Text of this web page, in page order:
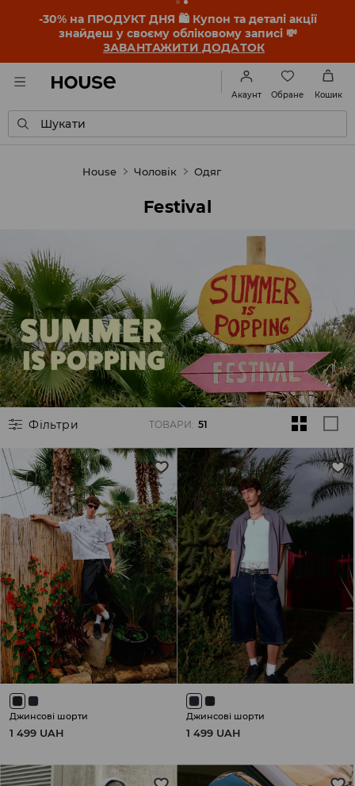
-30% на ПРОДУКТ ДНЯ 🛍️ Купон та деталі акції
знайдеш у своєму обліковому записі 💸
ЗАВАНТАЖИТИ ДОДАТОК
Акаунт Обране Кошик
Шукати
House Чоловік Одяг
Festival
Фільтри ТОВАРИ: 51
Джинсові шорти
1 499 UAH
Джинсові шорти
1 499 UAH